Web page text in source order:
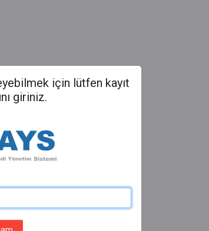
için lütfen kayıt
giriniz.